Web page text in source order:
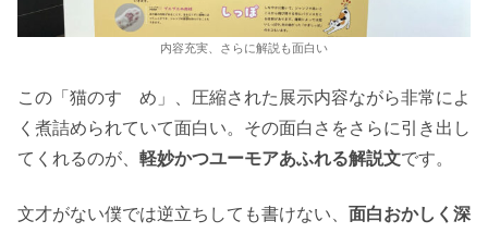
内容充実、さらに解説も面白い
この「猫のすゝめ」、圧縮された展示内容ながら非常によ
く煮詰められていて面白い。その面白さをさらに引き出し
てくれるのが、 軽妙かつユーモアあふれる解説文です。
文才がない僕では逆立ちしても書けない、 面白おかしく深